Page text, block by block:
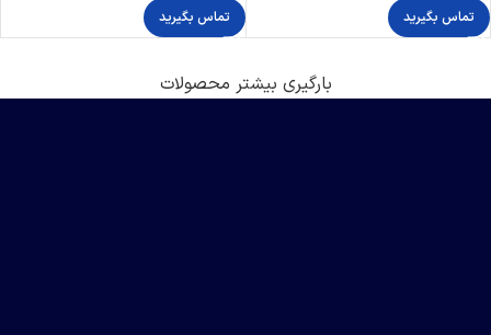
تماس بگیرید تماس بگیرید
بارگیری بیشتر محصولات